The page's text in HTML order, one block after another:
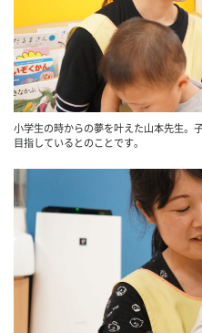
小学生の時からの夢を叶えた山本先生。
目指しているとのことです。